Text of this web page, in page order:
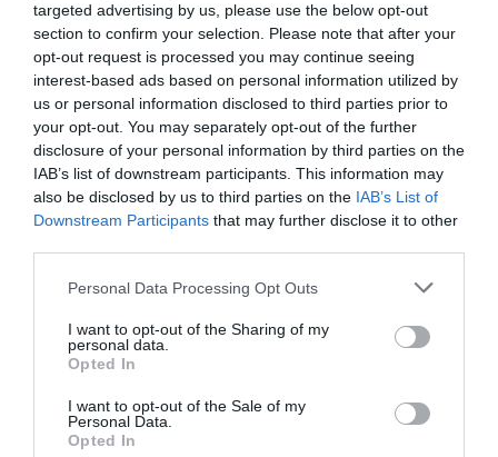
targeted advertising by us, please use the below opt-out
section to confirm your selection. Please note that after your
opt-out request is processed you may continue seeing
interest-based ads based on personal information utilized by
us or personal information disclosed to third parties prior to
your opt-out. You may separately opt-out of the further
disclosure of your personal information by third parties on the
IAB’s list of downstream participants. This information may
also be disclosed by us to third parties on the IAB’s List of
Downstream Participants that may further disclose it to other
Personal Data Processing Opt Outs
I want to opt-out of the Sharing of my
personal data.
Opted In
I want to opt-out of the Sale of my
Personal Data.
Opted In
Hoy destacamos
Telefónica. Situación límite: bronca en Reino
Unido, el riesgo de deuda en el alero... y
Enrique Goñi reivindica la Presidencia